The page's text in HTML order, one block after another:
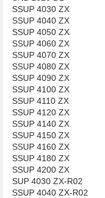
SSUP 4030 ZX
SSUP 4040 ZX
SSUP 4050 ZX
SSUP 4060 ZX
SSUP 4070 ZX
SSUP 4080 ZX
SSUP 4090 ZX
SSUP 4100 ZX
SSUP 4110 ZX
SSUP 4120 ZX
SSUP 4140 ZX
SSUP 4150 ZX
SSUP 4160 ZX
SSUP 4180 ZX
SSUP 4200 ZX
SUP 4030 ZX-R02
SSUP 4040 ZX-R02